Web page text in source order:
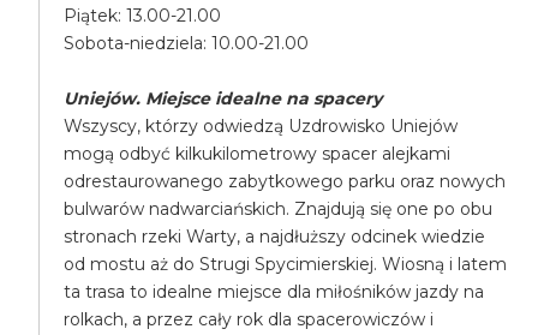
Piątek: 13.00-21.00
Sobota-niedziela: 10.00-21.00
Uniejów. Miejsce idealne na spacery
Wszyscy, którzy odwiedzą Uzdrowisko Uniejów
mogą odbyć kilkukilometrowy spacer alejkami
odrestaurowanego zabytkowego parku oraz nowych
bulwarów nadwarciańskich. Znajdują się one po obu
stronach rzeki Warty, a najdłuższy odcinek wiedzie
od mostu aż do Strugi Spycimierskiej. Wiosną i latem
ta trasa to idealne miejsce dla miłośników jazdy na
rolkach, a przez cały rok dla spacerowiczów i